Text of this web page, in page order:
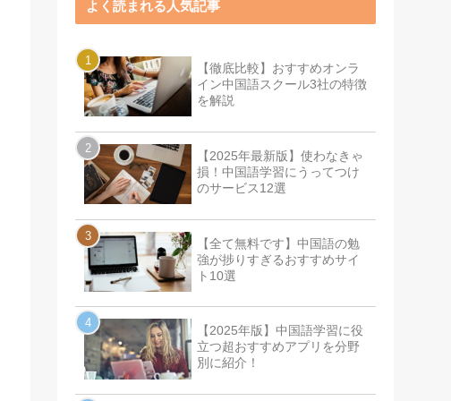
よく読まれる人気記事
【徹底比較】おすすめオンラ
イン中国語スクール3社の特徴
を解説
【2025年最新版】使わなきゃ
損！中国語学習にうってつけ
のサービス12選
【全て無料です】中国語の勉
強が捗りすぎるおすすめサイ
ト10選
【2025年版】中国語学習に役
立つ超おすすめアプリを分野
別に紹介！